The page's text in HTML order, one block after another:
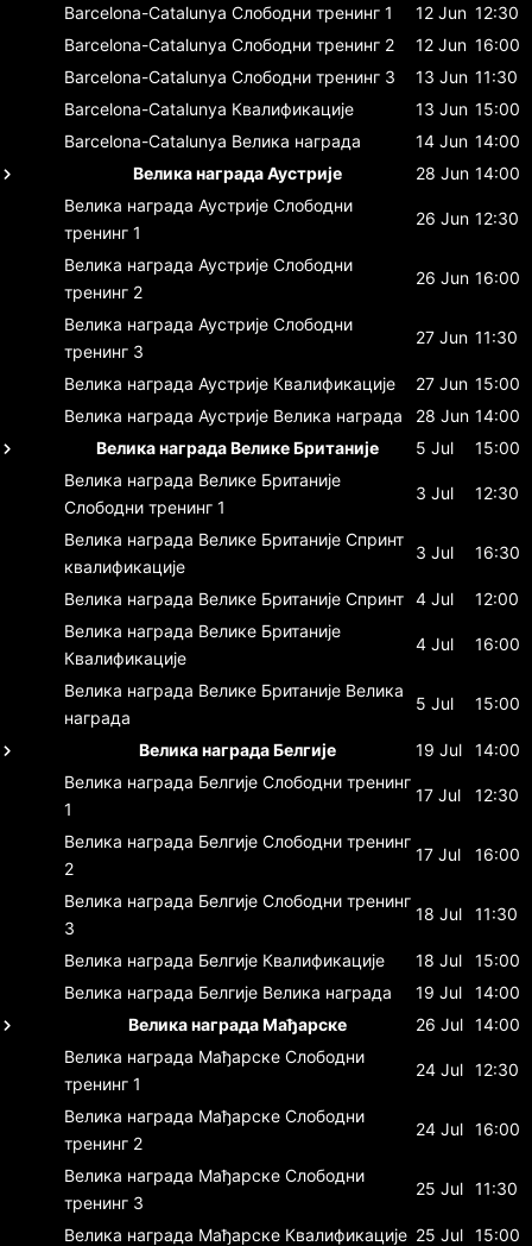
Barcelona-Catalunya Слободни тренинг 1 12 Jun 12:30
Barcelona-Catalunya Слободни тренинг 2 12 Jun 16:00
Barcelona-Catalunya Слободни тренинг 3 13 Jun 11:30
Barcelona-Catalunya Квалификације 13 Jun 15:00
Barcelona-Catalunya Велика награда 14 Jun 14:00
Велика награда Аустрије
28 Jun 14:00
Велика награда Аустрије Слободни
тренинг 1
26 Jun 12:30
Велика награда Аустрије Слободни
тренинг 2
26 Jun 16:00
Велика награда Аустрије Слободни
тренинг 3
27 Jun 11:30
Велика награда Аустрије Квалификације 27 Jun 15:00
Велика награда Аустрије Велика награда 28 Jun 14:00
Велика награда Велике Британије
5 Jul
15:00
Велика награда Велике Британије
Слободни тренинг 1
3 Jul 12:30
Велика награда Велике Британије Спринт
квалификације
3 Jul 16:30
Велика награда Велике Британије Спринт 4 Jul
12:00
Велика награда Велике Британије
Квалификације
4 Jul 16:00
Велика награда Велике Британије Велика
награда
5 Jul 15:00
Велика награда Белгије 19 Jul
14:00
Велика награда Белгије Слободни тренинг
1
17 Jul 12:30
Велика награда Белгије Слободни тренинг
2
17 Jul 16:00
Велика награда Белгије Слободни тренинг
3
18 Jul 11:30
Велика награда Белгије Квалификације 18 Jul
15:00
Велика награда Белгије Велика награда 19 Jul
14:00
Велика награда Мађарске
26 Jul 14:00
Велика награда Мађарске Слободни
тренинг 1
24 Jul 12:30
Велика награда Мађарске Слободни
тренинг 2
24 Jul 16:00
Велика награда Мађарске Слободни
тренинг 3
25 Jul 11:30
Велика награда Мађарске Квалификације 25 Jul 15:00